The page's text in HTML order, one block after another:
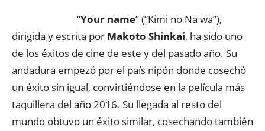
“Your name” (“Kimi no Na wa”),
dirigida y escrita por Makoto Shinkai, ha sido uno
de los éxitos de cine de este y del pasado año. Su
andadura empezó por el país nipón donde cosechó
un éxito sin igual, convirtiéndose en la película más
taquillera del año 2016. Su llegada al resto del
mundo obtuvo un éxito similar, cosechando también